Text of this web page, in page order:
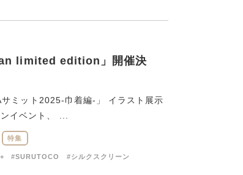
limited edition」開催決
ミット2025-巾着編-」 イラスト展示
イベント、 ...
特集
#SURUTOCO #シルクスクリーン